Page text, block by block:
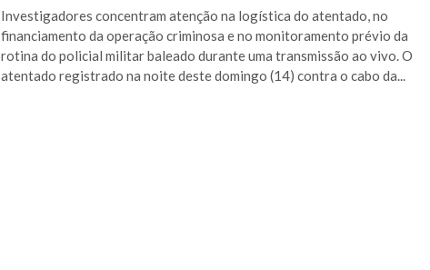
Investigadores concentram atenção na logística do atentado, no
financiamento da operação criminosa e no monitoramento prévio da
rotina do policial militar baleado durante uma transmissão ao vivo. O
atentado registrado na noite deste domingo (14) contra o cabo da...